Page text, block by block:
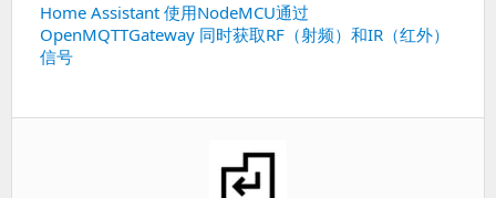
下
一
篇：
Home Assistant 使用NodeMCU通过
OpenMQTTGateway 同时获取RF（射频）和IR（红外）
信号